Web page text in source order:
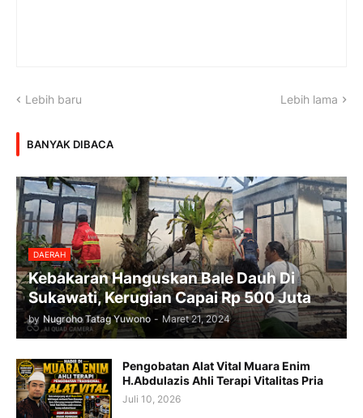
Lebih baru Lebih lama
BANYAK DIBACA
DAERAH
Kebakaran Hanguskan Bale Dauh Di
Sukawati, Kerugian Capai Rp 500 Juta
by Nugroho Tatag Yuwono - Maret 21, 2024
Pengobatan Alat Vital Muara Enim
H.Abdulazis Ahli Terapi Vitalitas Pria
Juli 10, 2026